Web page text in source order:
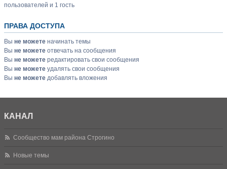
пользователей и 1 гость
ПРАВА ДОСТУПА
Вы не можете начинать темы
Вы не можете отвечать на сообщения
Вы не можете редактировать свои сообщения
Вы не можете удалять свои сообщения
Вы не можете добавлять вложения
КАНАЛ
Сообщество мам района Строгино
Новые темы